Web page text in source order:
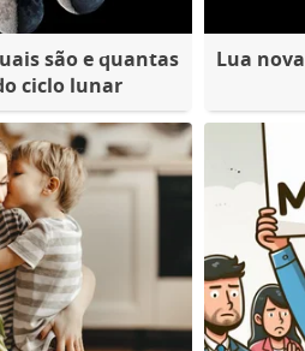
são e quantas
ciclo lunar
Lua nova